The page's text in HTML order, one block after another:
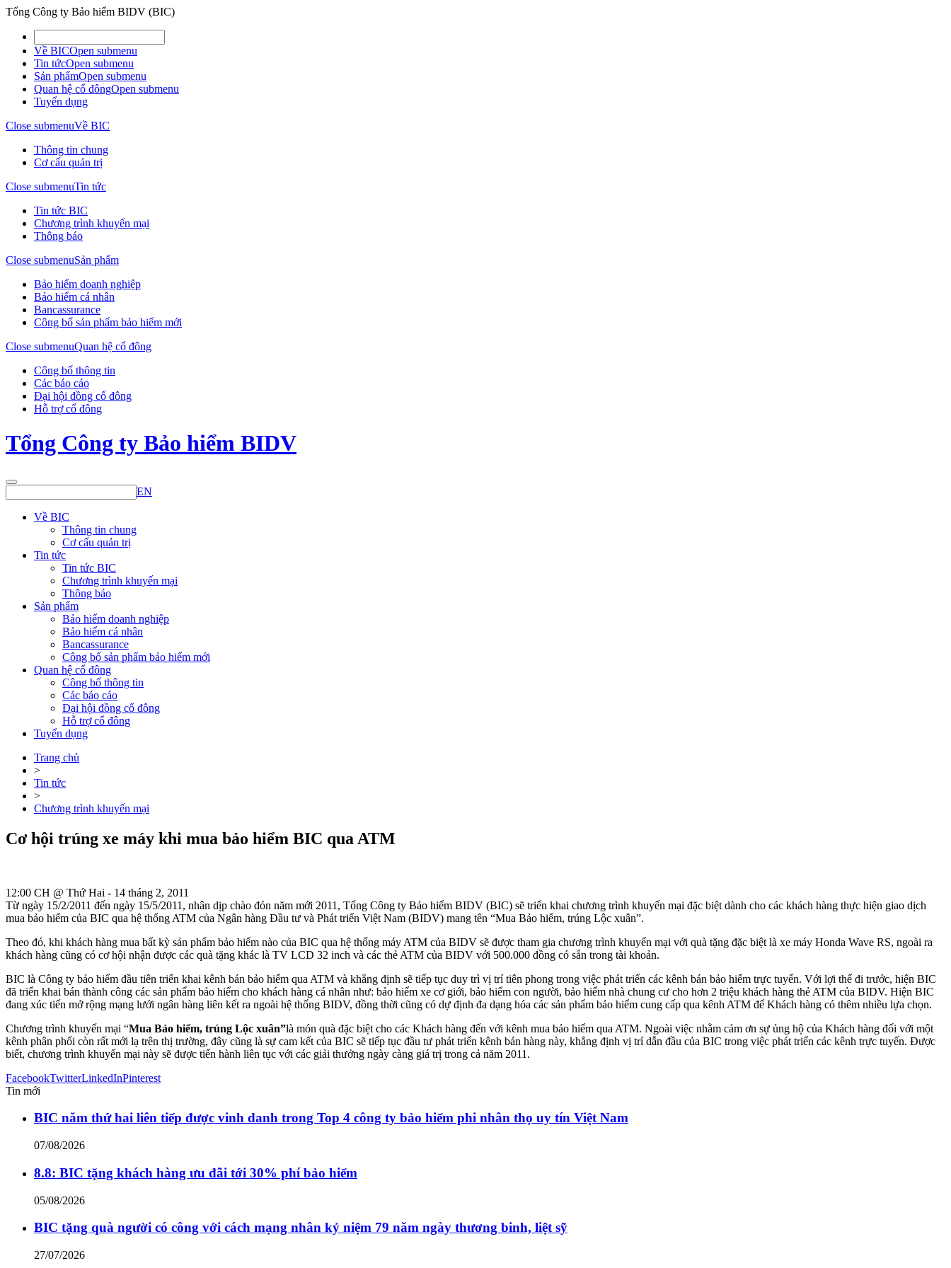
Tổng Công ty Bảo hiểm BIDV (BIC)
Về BICOpen submenu
Tin tứcOpen submenu
Sản phẩmOpen submenu
Quan hệ cổ đôngOpen submenu
Tuyển dụng
Close submenuVề BIC
Thông tin chung
Cơ cấu quản trị
Close submenuTin tức
Tin tức BIC
Chương trình khuyến mại
Thông báo
Close submenuSản phẩm
Bảo hiểm doanh nghiệp
Bảo hiểm cá nhân
Bancassurance
Công bố sản phẩm bảo hiểm mới
Close submenuQuan hệ cổ đông
Công bố thông tin
Các báo cáo
Đại hội đồng cổ đông
Hỗ trợ cổ đông
Tổng Công ty Bảo hiểm BIDV
EN
Về BIC
Thông tin chung
Cơ cấu quản trị
Tin tức
Tin tức BIC
Chương trình khuyến mại
Thông báo
Sản phẩm
Bảo hiểm doanh nghiệp
Bảo hiểm cá nhân
Bancassurance
Công bố sản phẩm bảo hiểm mới
Quan hệ cổ đông
Công bố thông tin
Các báo cáo
Đại hội đồng cổ đông
Hỗ trợ cổ đông
Tuyển dụng
Trang chủ
>
Tin tức
>
Chương trình khuyến mại
Cơ hội trúng xe máy khi mua bảo hiểm BIC qua ATM
12:00 CH @ Thứ Hai - 14 tháng 2, 2011
Từ ngày 15/2/2011 đến ngày 15/5/2011, nhân dịp chào đón năm mới 2011, Tổng Công ty Bảo hiểm BIDV (BIC) sẽ triển khai chương trình khuyến mại đặc biệt dành cho các khách hàng thực hiện giao dịch
mua bảo hiểm của BIC qua hệ thống ATM của Ngân hàng Đầu tư và Phát triển Việt Nam (BIDV) mang tên “Mua Bảo hiểm, trúng Lộc xuân”.
Theo đó, khi khách hàng mua bất kỳ sản phẩm bảo hiểm nào của BIC qua hệ thống máy ATM của BIDV sẽ được tham gia chương trình khuyến mại với quà tặng đặc biệt là xe máy Honda Wave RS, ngoài ra
khách hàng cũng có cơ hội nhận được các quà tặng khác là TV LCD 32 inch và các thẻ ATM của BIDV với 500.000 đồng có sẵn trong tài khoản.
BIC là Công ty bảo hiểm đầu tiên triển khai kênh bán bảo hiểm qua ATM và khẳng định sẽ tiếp tục duy trì vị trí tiên phong trong việc phát triển các kênh bán bảo hiểm trực tuyến. Với lợi thế đi trước, hiện BIC
đã triển khai bán thành công các sản phẩm bảo hiểm cho khách hàng cá nhân như: bảo hiểm xe cơ giới, bảo hiểm con người, bảo hiểm nhà chung cư cho hơn 2 triệu khách hàng thẻ ATM của BIDV. Hiện BIC
đang xúc tiến mở rộng mạng lưới ngân hàng liên kết ra ngoài hệ thống BIDV, đồng thời cũng có dự định đa dạng hóa các sản phẩm bảo hiểm cung cấp qua kênh ATM để Khách hàng có thêm nhiều lựa chọn.
Chương trình khuyến mại “Mua Bảo hiểm, trúng Lộc xuân”là món quà đặc biệt cho các Khách hàng đến với kênh mua bảo hiểm qua ATM. Ngoài việc nhằm cảm ơn sự ủng hộ của Khách hàng đối với một
kênh phân phối còn rất mới lạ trên thị trường, đây cũng là sự cam kết của BIC sẽ tiếp tục đầu tư phát triển kênh bán hàng này, khẳng định vị trí dẫn đầu của BIC trong việc phát triển các kênh trực tuyến. Được
biết, chương trình khuyến mại này sẽ được tiến hành liên tục với các giải thưởng ngày càng giá trị trong cả năm 2011.
FacebookTwitterLinkedInPinterest
Tin mới
BIC năm thứ hai liên tiếp được vinh danh trong Top 4 công ty bảo hiểm phi nhân thọ uy tín Việt Nam
07/08/2026
8.8: BIC tặng khách hàng ưu đãi tới 30% phí bảo hiểm
05/08/2026
BIC tặng quà người có công với cách mạng nhân kỷ niệm 79 năm ngày thương binh, liệt sỹ
27/07/2026